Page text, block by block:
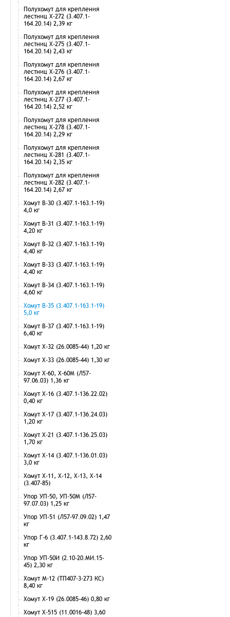
Полухомут для крепления
лестниц Х-272 (3.407.1-
164.20.14) 2,39 кг
Полухомут для крепления
лестниц Х-275 (3.407.1-
164.20.14) 2,43 кг
Полухомут для крепления
лестниц Х-276 (3.407.1-
164.20.14) 2,67 кг
Полухомут для крепления
лестниц Х-277 (3.407.1-
164.20.14) 2,52 кг
Полухомут для крепления
лестниц Х-278 (3.407.1-
164.20.14) 2,29 кг
Полухомут для крепления
лестниц Х-281 (3.407.1-
164.20.14) 2,35 кг
Полухомут для крепления
лестниц Х-282 (3.407.1-
164.20.14) 2,67 кг
Хомут В-30 (3.407.1-163.1-19)
4,0 кг
Хомут В-31 (3.407.1-163.1-19)
4,20 кг
Хомут В-32 (3.407.1-163.1-19)
4,40 кг
Хомут В-33 (3.407.1-163.1-19)
4,40 кг
Хомут В-34 (3.407.1-163.1-19)
4,60 кг
Хомут В-35 (3.407.1-163.1-19)
5,0 кг
Хомут В-37 (3.407.1-163.1-19)
6,40 кг
Хомут Х-32 (26.0085-44) 1,20 кг
Хомут Х-33 (26.0085-44) 1,30 кг
Хомут Х-60, Х-60М (Л57-
97.06.03) 1,36 кг
Хомут Х-16 (3.407.1-136.22.02)
0,40 кг
Хомут Х-17 (3.407.1-136.24.03)
1,20 кг
Хомут Х-21 (3.407.1-136.25.03)
1,70 кг
Хомут Х-14 (3.407.1-136.01.03)
3,0 кг
Хомут Х-11, Х-12, Х-13, Х-14
(3.407-85)
Упор УП-50, УП-50М (Л57-
97.07.03) 1,25 кг
Упор УП-51 (Л57-97.09.02) 1,47
кг
Упор Г-6 (3.407.1-143.8.72) 2,60
кг
Упор УП-50И (2.10-20.МИ.15-
45) 2,30 кг
Хомут М-12 (ТП407-3-273 КС)
8,40 кг
Хомут Х-19 (26.0085-46) 0,80 кг
Хомут Х-515 (11.0016-48) 3,60